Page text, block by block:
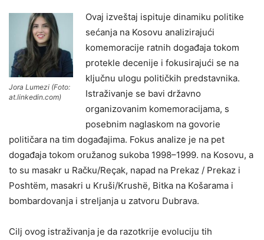
Jora Lumezi (Foto:
at.linkedin.com)
Ovaj izveštaj ispituje dinamiku politike
sećanja na Kosovu analizirajući
komemoracije ratnih događaja tokom
protekle decenije i fokusirajući se na
ključnu ulogu političkih predstavnika.
Istraživanje se bavi državno
organizovanim komemoracijama, s
posebnim naglaskom na govorie
političara na tim događajima. Fokus analize je na pet
događaja tokom oružanog sukoba 1998–1999. na Kosovu, a
to su masakr u Račku/Reçak, napad na Prekaz / Prekaz i
Poshtëm, masakri u Kruši/Krushë, Bitka na Košarama i
bombardovanja i streljanja u zatvoru Dubrava.
Cilj ovog istraživanja je da razotkrije evoluciju tih